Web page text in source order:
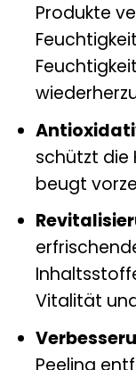
Produkte
schützt die
beugt
Vitalität
Peeling